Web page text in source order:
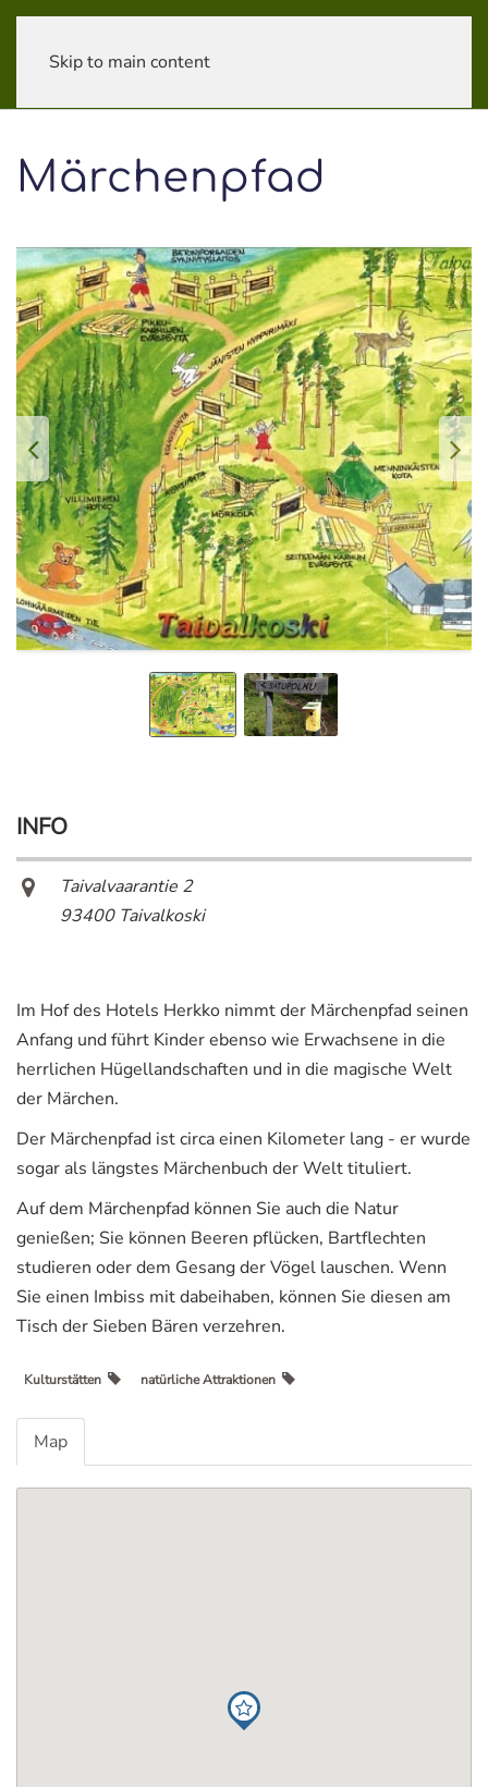
Skip to main content
Märchenpfad
INFO
Taivalvaarantie 2
93400 Taivalkoski
Im Hof des Hotels Herkko nimmt der Märchenpfad seinen
Anfang und führt Kinder ebenso wie Erwachsene in die
herrlichen Hügellandschaften und in die magische Welt
der Märchen.
Der Märchenpfad ist circa einen Kilometer lang - er wurde
sogar als längstes Märchenbuch der Welt tituliert.
Auf dem Märchenpfad können Sie auch die Natur
genießen; Sie können Beeren pflücken, Bartflechten
studieren oder dem Gesang der Vögel lauschen. Wenn
Sie einen Imbiss mit dabeihaben, können Sie diesen am
Tisch der Sieben Bären verzehren.
Kulturstätten natürliche Attraktionen
Map